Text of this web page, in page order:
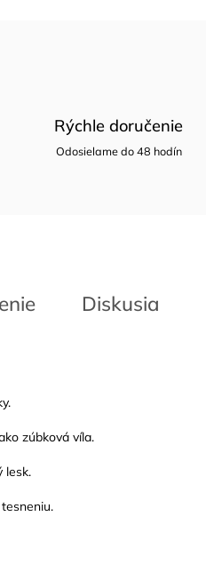
Rýchle doručenie
Odosielame do 48 hodín
Diskusia
zúbková víla.
lesk.